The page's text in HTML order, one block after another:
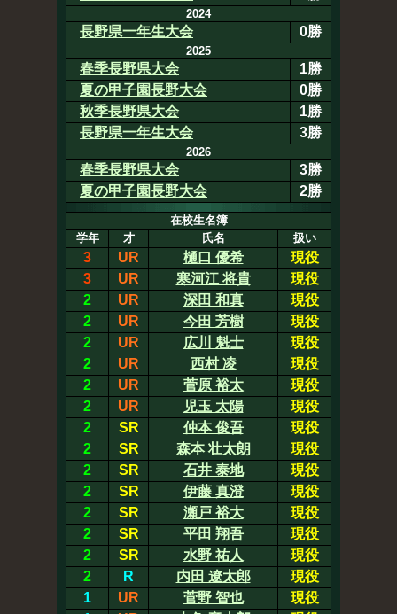
2024
長野県一年生大会 0勝
2025
春季長野県大会
1勝
夏の甲子園長野大会
0勝
秋季長野県大会
1勝
長野県一年生大会
3勝
2026
春季長野県大会
3勝
夏の甲子園長野大会
2勝
在校生名簿
学年
才 氏名 扱い
3 UR 樋口 優希
現役
3
UR 寒河江 将貴
現役
2
UR 深田 和真
現役
2
UR 今田 芳樹
現役
2
UR 広川 魁士
現役
2
UR 西村 凌
現役
2
UR 菅原 裕太
現役
2
UR 児玉 太陽
現役
2
SR 仲本 俊吾
現役
2
SR 森本 壮太朗
現役
2
SR 石井 泰地
現役
2
SR 伊藤 真澄
現役
2
SR 瀬戸 裕大
現役
2
SR 平田 翔吾
現役
2
SR 水野 祐人
現役
2
R 内田 遼太郎
現役
1
UR 菅野 智也
現役